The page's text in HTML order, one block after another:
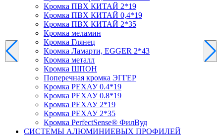
Кромка ПВХ КИТАЙ 2*19
Кромка ПВХ КИТАЙ 0,4*19
Кромка ПВХ КИТАЙ 2*35
Кромка меламин
Кромка Глянец
Кромка Ламарти, EGGER 2*43
Кромка металл
Кромка ШПОН
Поперечная кромка ЭГГЕР
Кромка PЕХАУ 0.4*19
Кромка PЕХАУ 0.8*19
Кромка PЕХАУ 2*19
Кромка PЕХАУ 2*35
Кромка PerfectSense® ФилВуд
СИСТЕМЫ АЛЮМИНИЕВЫХ ПРОФИЛЕЙ